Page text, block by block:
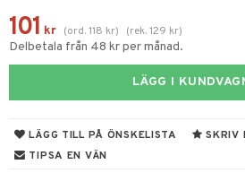
101 kr (ord.118 kr) (rek.129 kr)
Delbetala från 48 kr per månad.
LÄGG I
LÄGG TILL PÅ ÖNSKELISTA
SKRIV
TIPSA EN VÄN
Muggar
/ Outdoor